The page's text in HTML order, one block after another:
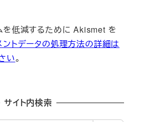
を低減するために Akismet を
ントデータの処理方法の詳細は
い。
サイト内検索